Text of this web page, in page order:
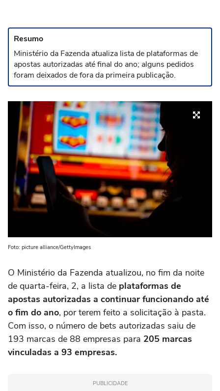
Resumo
Ministério da Fazenda atualiza lista de plataformas de
apostas autorizadas até final do ano; alguns pedidos
foram deixados de fora da primeira publicação.
Foto: picture alliance/GettyImages
O Ministério da Fazenda atualizou, no fim da noite
de quarta-feira, 2, a lista de plataformas de
apostas autorizadas a continuar funcionando até
o fim do ano, por terem feito a solicitação à pasta.
Com isso, o número de bets autorizadas saiu de
193 marcas de 88 empresas para 205 marcas
vinculadas a 93 empresas.
PUBLICIDADE